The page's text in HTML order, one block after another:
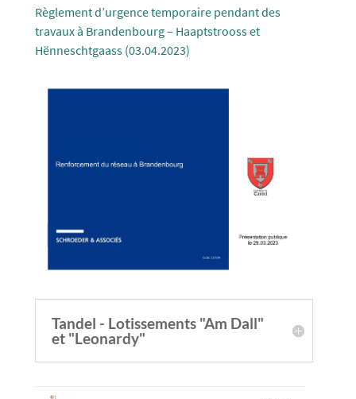
Règlement d’urgence temporaire pendant des
travaux à Brandenbourg – Haaptstrooss et
Hënneschtgaass (03.04.2023)
Tandel - Lotissements "Am Dall"
et "Leonardy"